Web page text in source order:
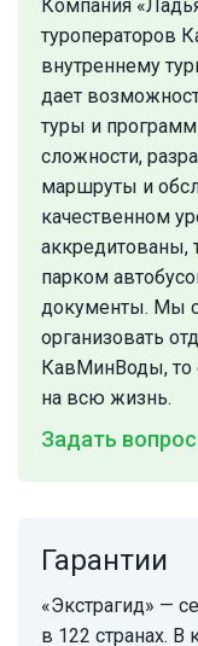
Компания
туроператоров
внутреннему
дает
туры и
сложности,
маршруты и
качественном
аккредитованы,
парком
документы. Мы
организовать
КавМинВоды, то
на всю жизнь.
Задать вопрос
Гарантии
«Экстрагид» —
в 122 странах. В